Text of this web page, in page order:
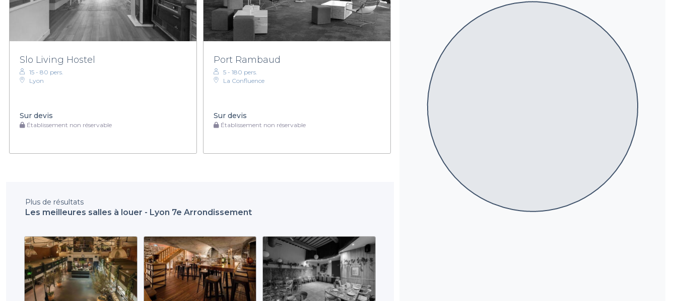
Slo Living Hostel
15 - 80 pers.
Lyon
Sur devis
Établissement non réservable
Port Rambaud
5 - 180 pers.
La Confluence
Sur devis
Établissement non réservable
Plus de résultats
Les meilleures salles à louer - Lyon 7e Arrondissement